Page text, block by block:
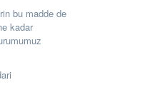
bu madde de
kadar